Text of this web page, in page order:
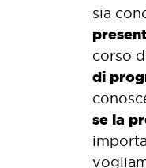
sia
corso
di
se la